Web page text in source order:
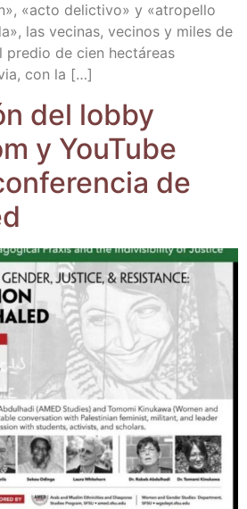
«acto delic­ti­vo» y «atro­pe­llo
las veci­nas, veci­nos y miles de
pre­dio de cien hec­tá­reas
con la […]
del lobby
y You­Tu­be
de